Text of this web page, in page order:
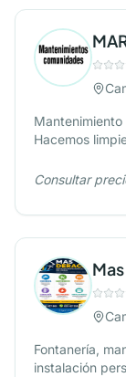
Hacemos
aluminio.
Consultar
Fontanería,
instalación